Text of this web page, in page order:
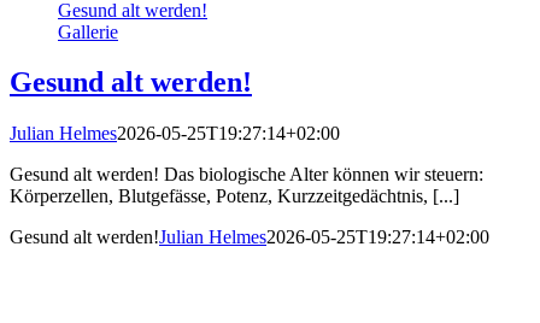
Gesund alt werden!
Gallerie
Gesund alt werden!
Julian Helmes2026-05-25T19:27:14+02:00
Gesund alt werden! Das biologische Alter können wir steuern:
Körperzellen, Blutgefässe, Potenz, Kurzzeitgedächtnis, [...]
Gesund alt werden!Julian Helmes2026-05-25T19:27:14+02:00